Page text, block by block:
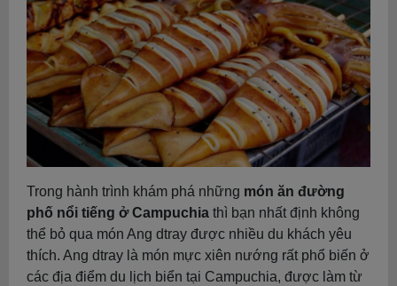
Trong hành trình khám phá những món ăn đường
phố nổi tiếng ở Campuchia thì bạn nhất định không
thể bỏ qua món Ang dtray được nhiều du khách yêu
thích. Ang dtray là món mực xiên nướng rất phổ biến ở
các địa điểm du lịch biển tại Campuchia, được làm từ